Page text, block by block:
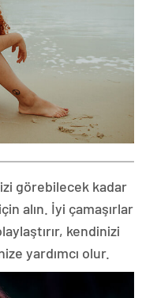
görebilecek kadar
alın. İyi çamaşırlar
kendinizi
yardımcı olur.